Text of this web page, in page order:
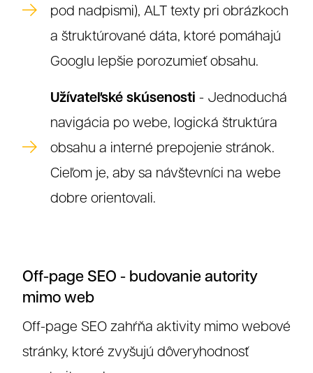
pod nadpismi), ALT texty pri obrázkoch
a štruktúrované dáta, ktoré pomáhajú
Googlu lepšie porozumieť obsahu.
Užívateľské skúsenosti - Jednoduchá
navigácia po webe, logická štruktúra
obsahu a interné prepojenie stránok.
Cieľom je, aby sa návštevníci na webe
dobre orientovali.
Off-page SEO - budovanie autority
mimo web
Off-page SEO zahŕňa aktivity mimo webové
stránky, ktoré zvyšujú dôveryhodnosť